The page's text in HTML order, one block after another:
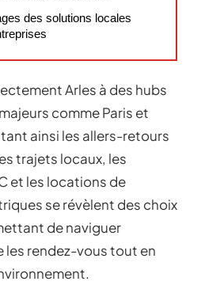
des solutions locales
Arles à des hubs
comme Paris et
ainsi les allers-retours
trajets locaux, les
et les locations de
se révèlent des choix
de naviguer
les rendez-vous tout en